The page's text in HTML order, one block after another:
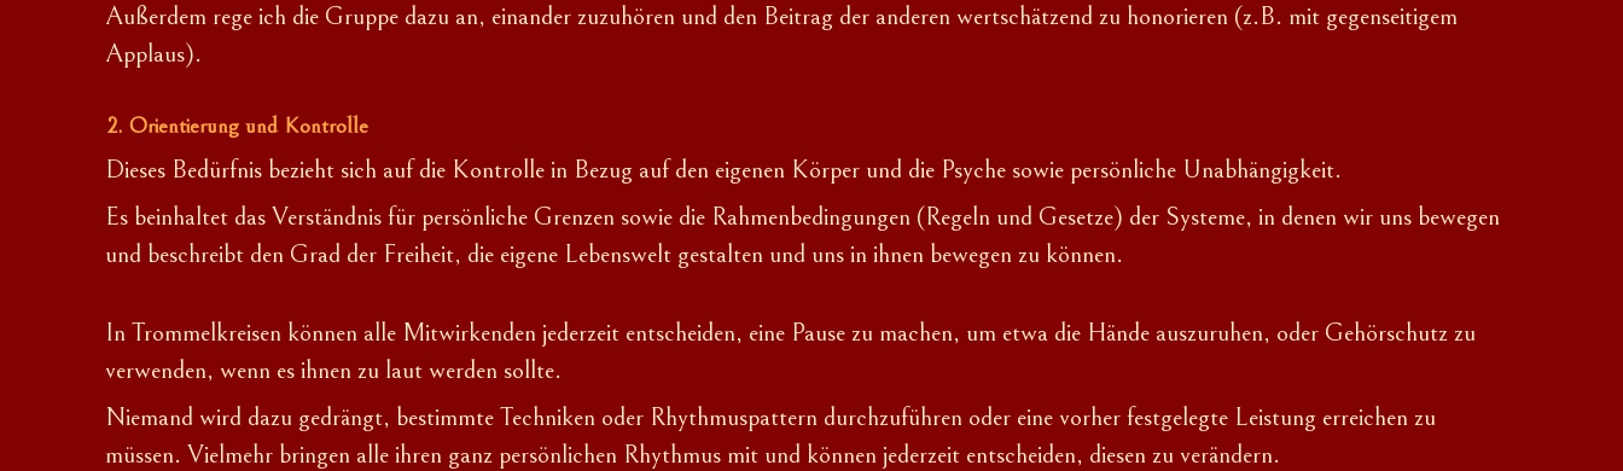
Außerdem rege ich die Gruppe dazu an, einander zuzuhören und den Beitrag der anderen wertschätzend zu honorieren (z.B. mit gegenseitigem
Applaus).
Orientierung und Kontrolle
Dieses Bedürfnis bezieht sich auf die Kontrolle in Bezug auf den eigenen Körper und die Psyche sowie persönliche Unabhängigkeit.
Es beinhaltet das Verständnis für persönliche Grenzen sowie die Rahmenbedingungen (Regeln und Gesetze) der Systeme, in denen wir uns bewegen
und beschreibt den Grad der Freiheit, die eigene Lebenswelt gestalten und uns in ihnen bewegen zu können.
In Trommelkreisen können alle Mitwirkenden jederzeit entscheiden, eine Pause zu machen, um etwa die Hände auszuruhen, oder Gehörschutz zu
verwenden, wenn es ihnen zu laut werden sollte.
Niemand wird dazu gedrängt, bestimmte Techniken oder Rhythmuspattern durchzuführen oder eine vorher festgelegte Leistung erreichen zu
müssen. Vielmehr bringen alle ihren ganz persönlichen Rhythmus mit und können jederzeit entscheiden, diesen zu verändern.